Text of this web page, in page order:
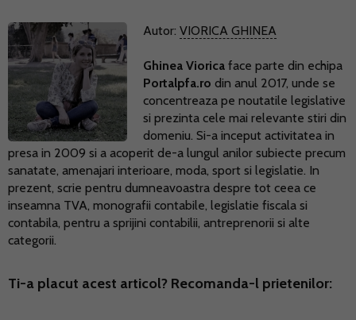
Autor: VIORICA GHINEA
Ghinea Viorica face parte din echipa
Portalpfa.ro din anul 2017, unde se
concentreaza pe noutatile legislative
si prezinta cele mai relevante stiri din
domeniu. Si-a inceput activitatea in
presa in 2009 si a acoperit de-a lungul anilor subiecte precum
sanatate, amenajari interioare, moda, sport si legislatie. In
prezent, scrie pentru dumneavoastra despre tot ceea ce
inseamna TVA, monografii contabile, legislatie fiscala si
contabila, pentru a sprijini contabilii, antreprenorii si alte
categorii.
Ti-a placut acest articol? Recomanda-l prietenilor: